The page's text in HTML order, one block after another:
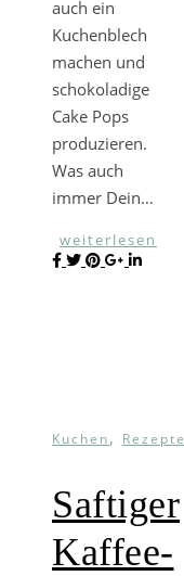
auch ein
Kuchenblech
machen und
schokoladige
Cake Pops
produzieren.
Was auch
immer Dein…
weiterlesen
Kuchen, Rezepte
Saftiger
Kaffee-